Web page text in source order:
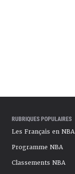
RUBRIQUES POPULAIRES
Les Français en NBA
Programme NBA
Classements NBA